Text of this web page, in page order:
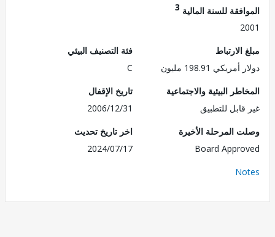
للسنة المالية3
198.91 مليون
فئة التصنيف البيئي
C
البيئية والاجتماعية
للتطبيق
تاريخ الإقفال
2006/12/31
المرحلة الأخيرة
Board
اخر تاريخ تحديث
2024/07/17